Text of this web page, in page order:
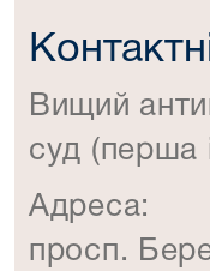
Вищий
суд (перша
Адреса:
просп.